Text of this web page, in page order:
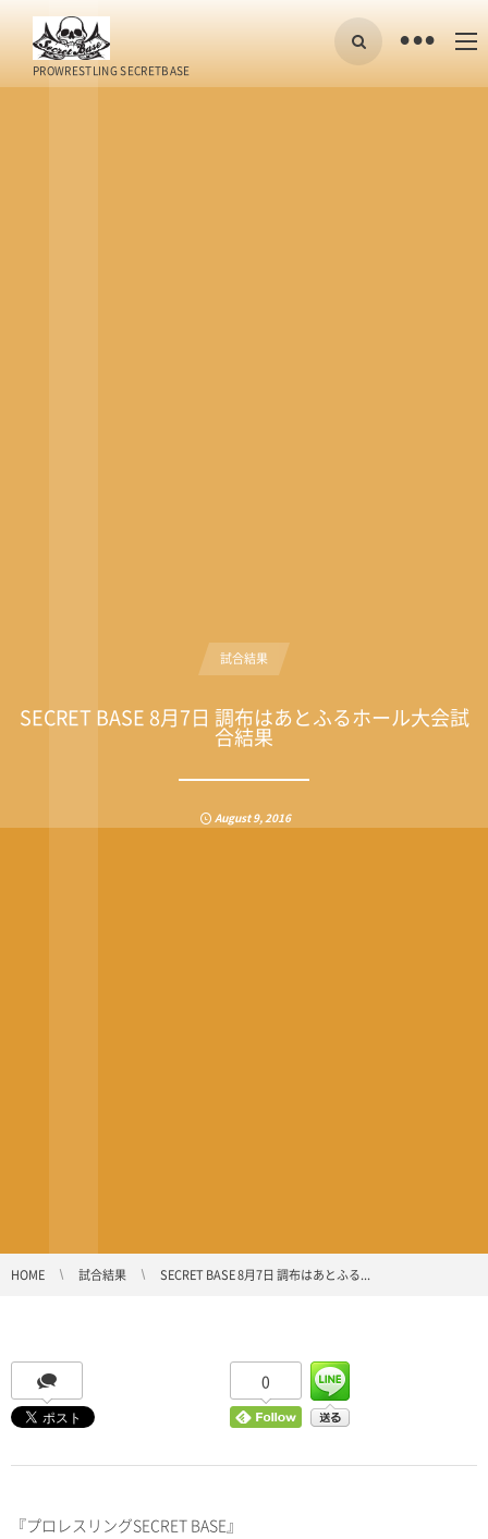
PROWRESTLING SECRETBASE
•
試合結果
SECRET BASE 8月7日 調布はあとふるホール大会試
合結果
August9, 2016
HOME 試合結果 SECRET BASE 8月7日 調布はあとふる...
0
『プロレスリングSECRET BASE』